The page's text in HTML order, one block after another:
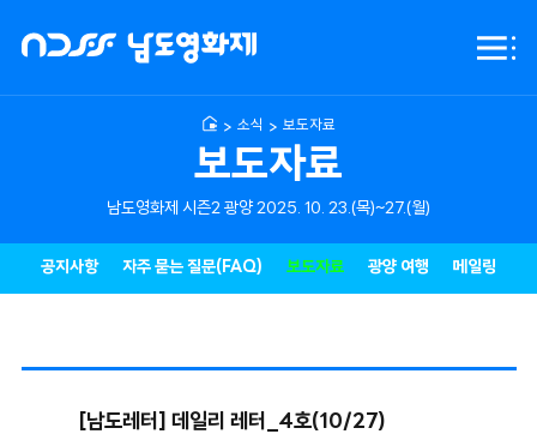
NDFF
남도영화제
전체
보도자료
남도영화제 시즌2 광양 2025. 10. 23.(목)~27.(월)
소식 보도자료
공지사항 자주 묻는 질문(FAQ) 보도자료 광양 여행 메일링
[남도레터] 데일리 레터_4호(10/27)